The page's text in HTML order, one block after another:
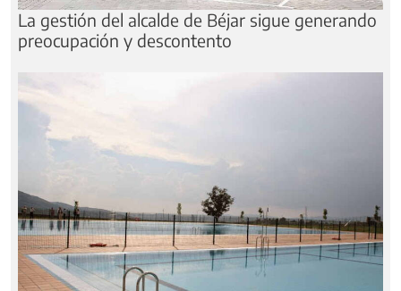
La gestión del alcalde de Béjar sigue generando
preocupación y descontento